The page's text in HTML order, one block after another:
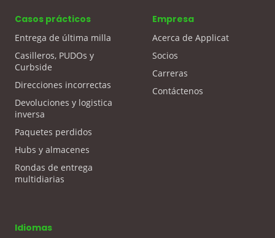
Casos prácticos
Entrega de última milla
Casilleros, PUDOs y
Curbside
Direcciones incorrectas
Devoluciones y logistica
inversa
Paquetes perdidos
Hubs y almacenes
Rondas de entrega
multidiarias
Empresa
Acerca de Applicat
Socios
Carreras
Contáctenos
Idiomas